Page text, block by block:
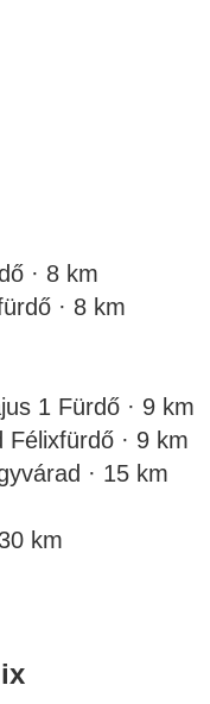
· 8 km
· 8 km
1 Fürdő · 9 km
Félixfürdő · 9 km
· 15 km
km